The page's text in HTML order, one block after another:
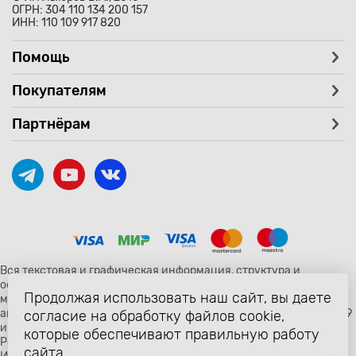
ОГРН: 304 110 134 200 157
ИНН: 110 109 917 820
Помощь
Покупателям
Партнёрам
Вся текстовая и графическая информация, структура и
оформление страницы avtozaryad.ru защищены российскими и
международными законами и соглашениями об охране
авторских прав и интеллектуальной собственности (статьи 1259
и 1260 главы 70 «Авторское право» Гражданского Кодекса
Российской Федерации от 18 декабря 2006 года N 230-ФЗ).
Продолжая использовать наш сайт, вы даете
согласие на обработку файлов cookie,
которые обеспечивают правильную работу